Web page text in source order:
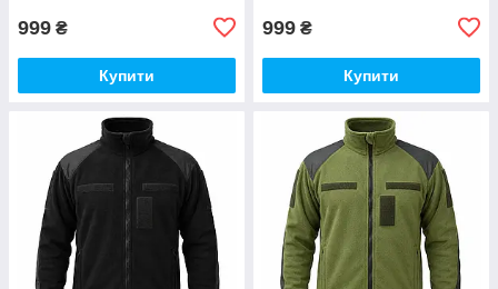
999 ₴
Купити
999 ₴
Купити